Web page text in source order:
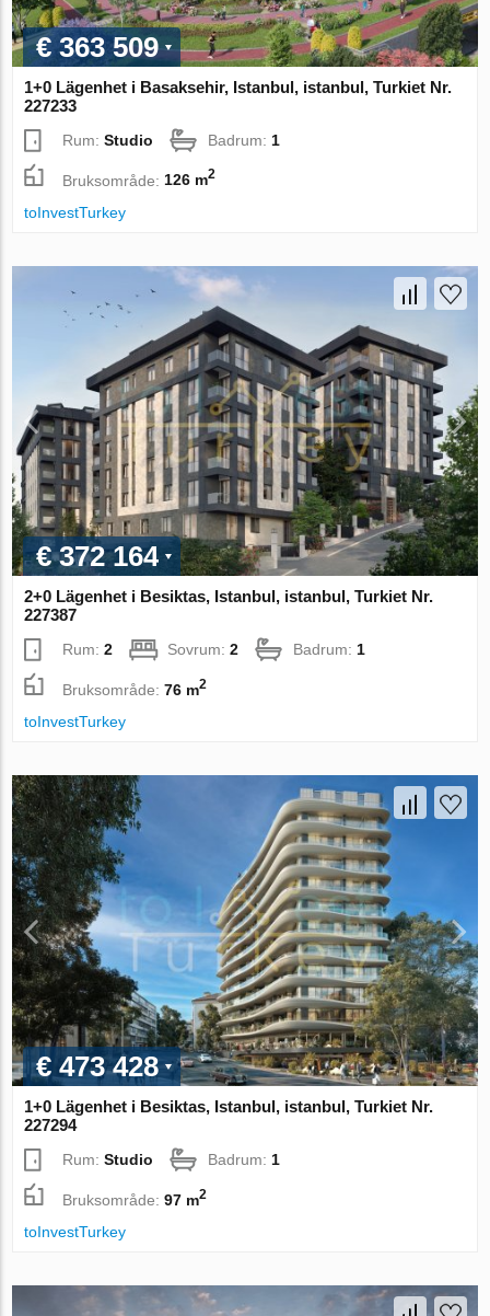
€ 363 509
1+0 Lägenhet i Basaksehir, Istanbul, istanbul, Turkiet Nr.
227233
Rum:Studio Badrum: 1
Bruksområde:126 m2
toInvestTurkey
€ 372 164
2+0 Lägenhet i Besiktas, Istanbul, istanbul, Turkiet Nr.
227387
Rum:2 Sovrum:2 Badrum:1
Bruksområde:76 m2
toInvestTurkey
€ 473 428
1+0 Lägenhet i Besiktas, Istanbul, istanbul, Turkiet Nr.
227294
Rum:Studio Badrum: 1
Bruksområde:97 m2
toInvestTurkey